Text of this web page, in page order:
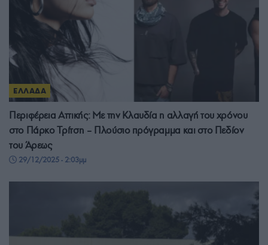
ΕΛΛΑΔΑ
Περιφέρεια Αττικής: Με την Κλαυδία η αλλαγή του χρόνου
στο Πάρκο Τρίτση – Πλούσιο πρόγραμμα και στο Πεδίον
του Άρεως
29/12/2025 - 2:03μμ